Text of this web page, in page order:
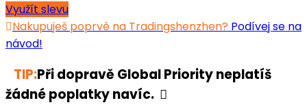
Využít slevu
Nakupuješ poprvé na Tradingshenzhen? Podívej se na
návod!
TIP:Při dopravě Global Priority neplatíš
žádné poplatky navíc.